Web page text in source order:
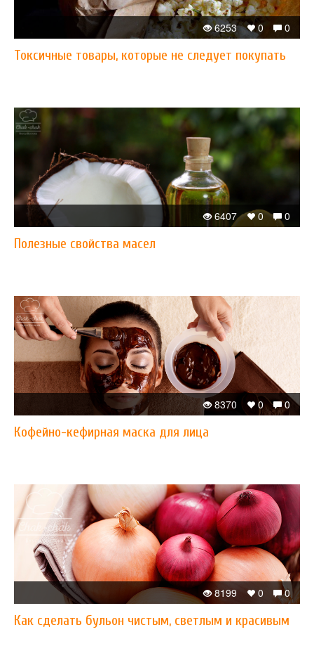
0
0
6253
Токсичные товары, которые не следует покупать
0
0
6407
Полезные свойства масел
0
0
8370
Кофейно-кефирная маска для лица
0
0
8199
Как сделать бульон чистым, светлым и красивым